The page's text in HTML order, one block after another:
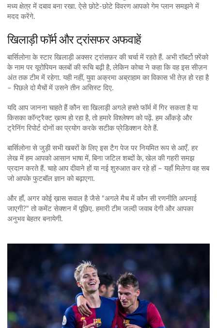
मध्य क्षेत्र में दबाव बना रखा. ऐसे छोटे‑छोटे विवरण आपको गेम प्लान समझने में
मदद करेंगे.
खिलाड़ी फॉर्म और ट्रांसफर अफवाहें
बार्सिलोना के स्टार खिलाड़ी अक्सर ट्रांसफ़र की चर्चा में रहते हैं. अभी रॉबर्टो फ़्रेंको
के नाम पर यूरोपियन क्लबों की रूचि बढ़ी है, लेकिन कोचा ने कहा कि वह इस सीज़न
अंत तक टीम में रहेगा. यही नहीं, युवा अक्रमा अब्राहाम का विकास भी तेज़ हो रहा है
– पिछले दो मैचों में उसने तीन असिस्ट दिए.
यदि आप जानना चाहते हैं कौन सा खिलाड़ी अगले हफ्ते फॉर्म में गिर सकता है या
किसका कॉन्ट्रैक्ट ख़त्म हो रहा है, तो हमारे विश्लेषण को पढ़ें. हम आँकड़े और
ट्रेनिंग रिपोर्ट दोनों का प्रयोग करके सटीक प्रेडिक्शन देते हैं.
बार्सिलोना से जुड़ी सभी खबरों के लिए इस टैग पेज पर नियमित रूप से आएँ. हर
लेख में हम आपको आसान भाषा में, बिना जटिल शब्दों के, खेल की गहरी समझ
प्रदान करते हैं. चाहे आप दीवाने हों या नई शुरुआत कर रहे हों – यहाँ मिलेगा वह सब
जो आपके फुटबॉल ज्ञान को बढ़ाएगा.
और हाँ, अगर कोई ख़ास सवाल है जैसे "अगले मैच में कौन सी रणनीति अपनाई
जाएगी?" तो कमेंट सेक्शन में पूछिए. हमारी टीम जल्दी जवाब देगी और आपका
अनुभव बेहतर बनायेगी.